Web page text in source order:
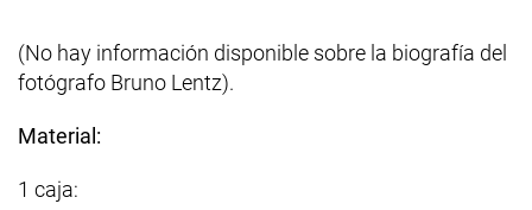
(No hay información disponible sobre la biografía del
fotógrafo Bruno Lentz).
Material:
1 caja: